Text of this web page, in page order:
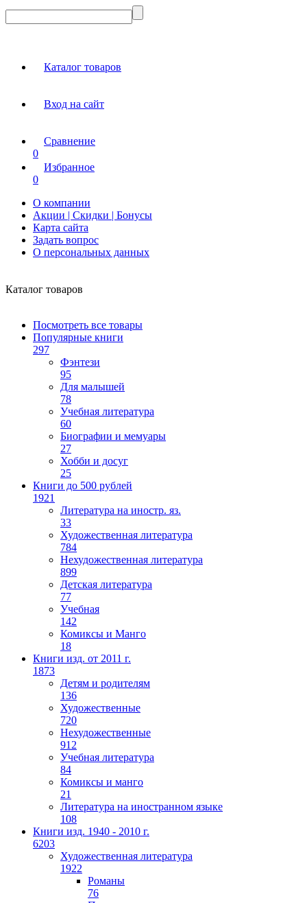
Каталог товаров
Вход на сайт
Сравнение
0
Избранное
0
О компании
Акции | Скидки | Бонусы
Карта сайта
Задать вопрос
О персональных данных
Каталог товаров
Посмотреть все товары
Популярные книги
297
Фэнтези
95
Для малышей
78
Учебная литература
60
Биографии и мемуары
27
Хобби и досуг
25
Книги до 500 рублей
1921
Литература на иностр. яз.
33
Художественная литература
784
Нехудожественная литература
899
Детская литература
77
Учебная
142
Комиксы и Манго
18
Книги изд. от 2011 г.
1873
Детям и родителям
136
Художественные
720
Нехудожественные
912
Учебная литература
84
Комиксы и манго
21
Литература на иностранном языке
108
Книги изд. 1940 - 2010 г.
6203
Художественная литература
1922
Романы
76